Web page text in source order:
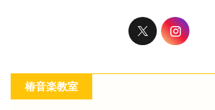
椿音楽教室